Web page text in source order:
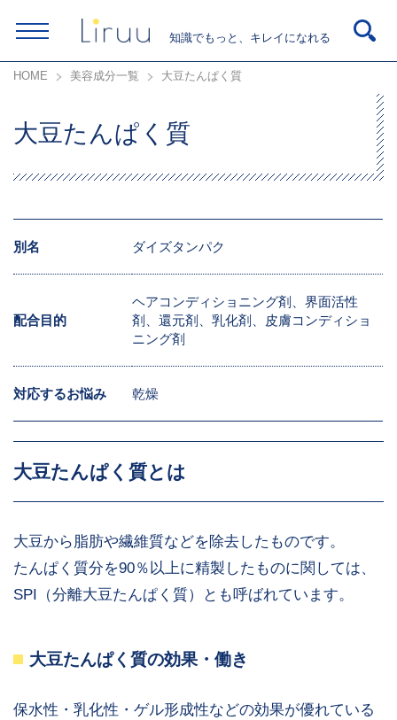
知識でもっと、キレイになれる
HOME 美容成分一覧 大豆たんぱく質
大豆たんぱく質
別名 ダイズタンパク
配合目的
ヘアコンディショニング剤、界面活性
剤、還元剤、乳化剤、皮膚コンディショ
ニング剤
対応するお悩み 乾燥
大豆たんぱく質とは
大豆から脂肪や繊維質などを除去したものです。
たんぱく質分を90％以上に精製したものに関しては、
SPI（分離大豆たんぱく質）とも呼ばれています。
大豆たんぱく質の効果・働き
保水性・乳化性・ゲル形成性などの効果が優れている